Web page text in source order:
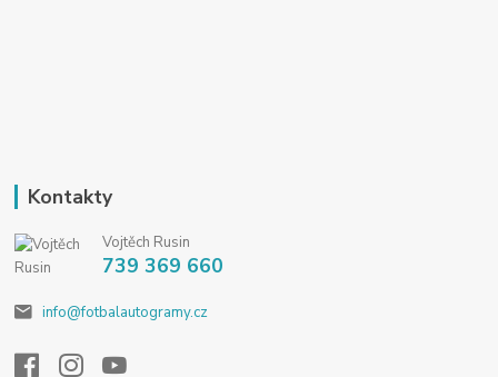
Kontakty
Vojtěch Rusin
739 369 660
info@fotbalautogramy.cz